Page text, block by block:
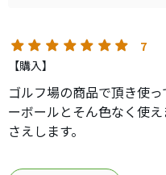
い事をしないでシンプル
にはとても良いです。
7
【購入】
ゴルフ場の商品で頂き使
ーボールとそん色なく使
さえします。
アプローチ パターとも
能っ